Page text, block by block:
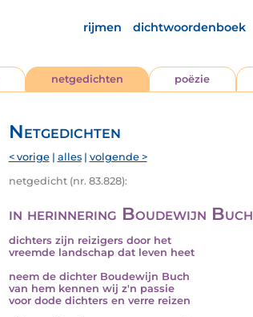
rijmen dichtwoordenboek
netgedichten poëzie
Netgedichten
< vorige| alles| volgende >
netgedicht (nr. 83.828):
in herinnering Boudewijn Buch
dichters zijn reizigers door het
vreemde landschap dat leven heet
neem de dichter Boudewijn Buch
van hem kennen wij z'n passie
voor dode dichters en verre reizen